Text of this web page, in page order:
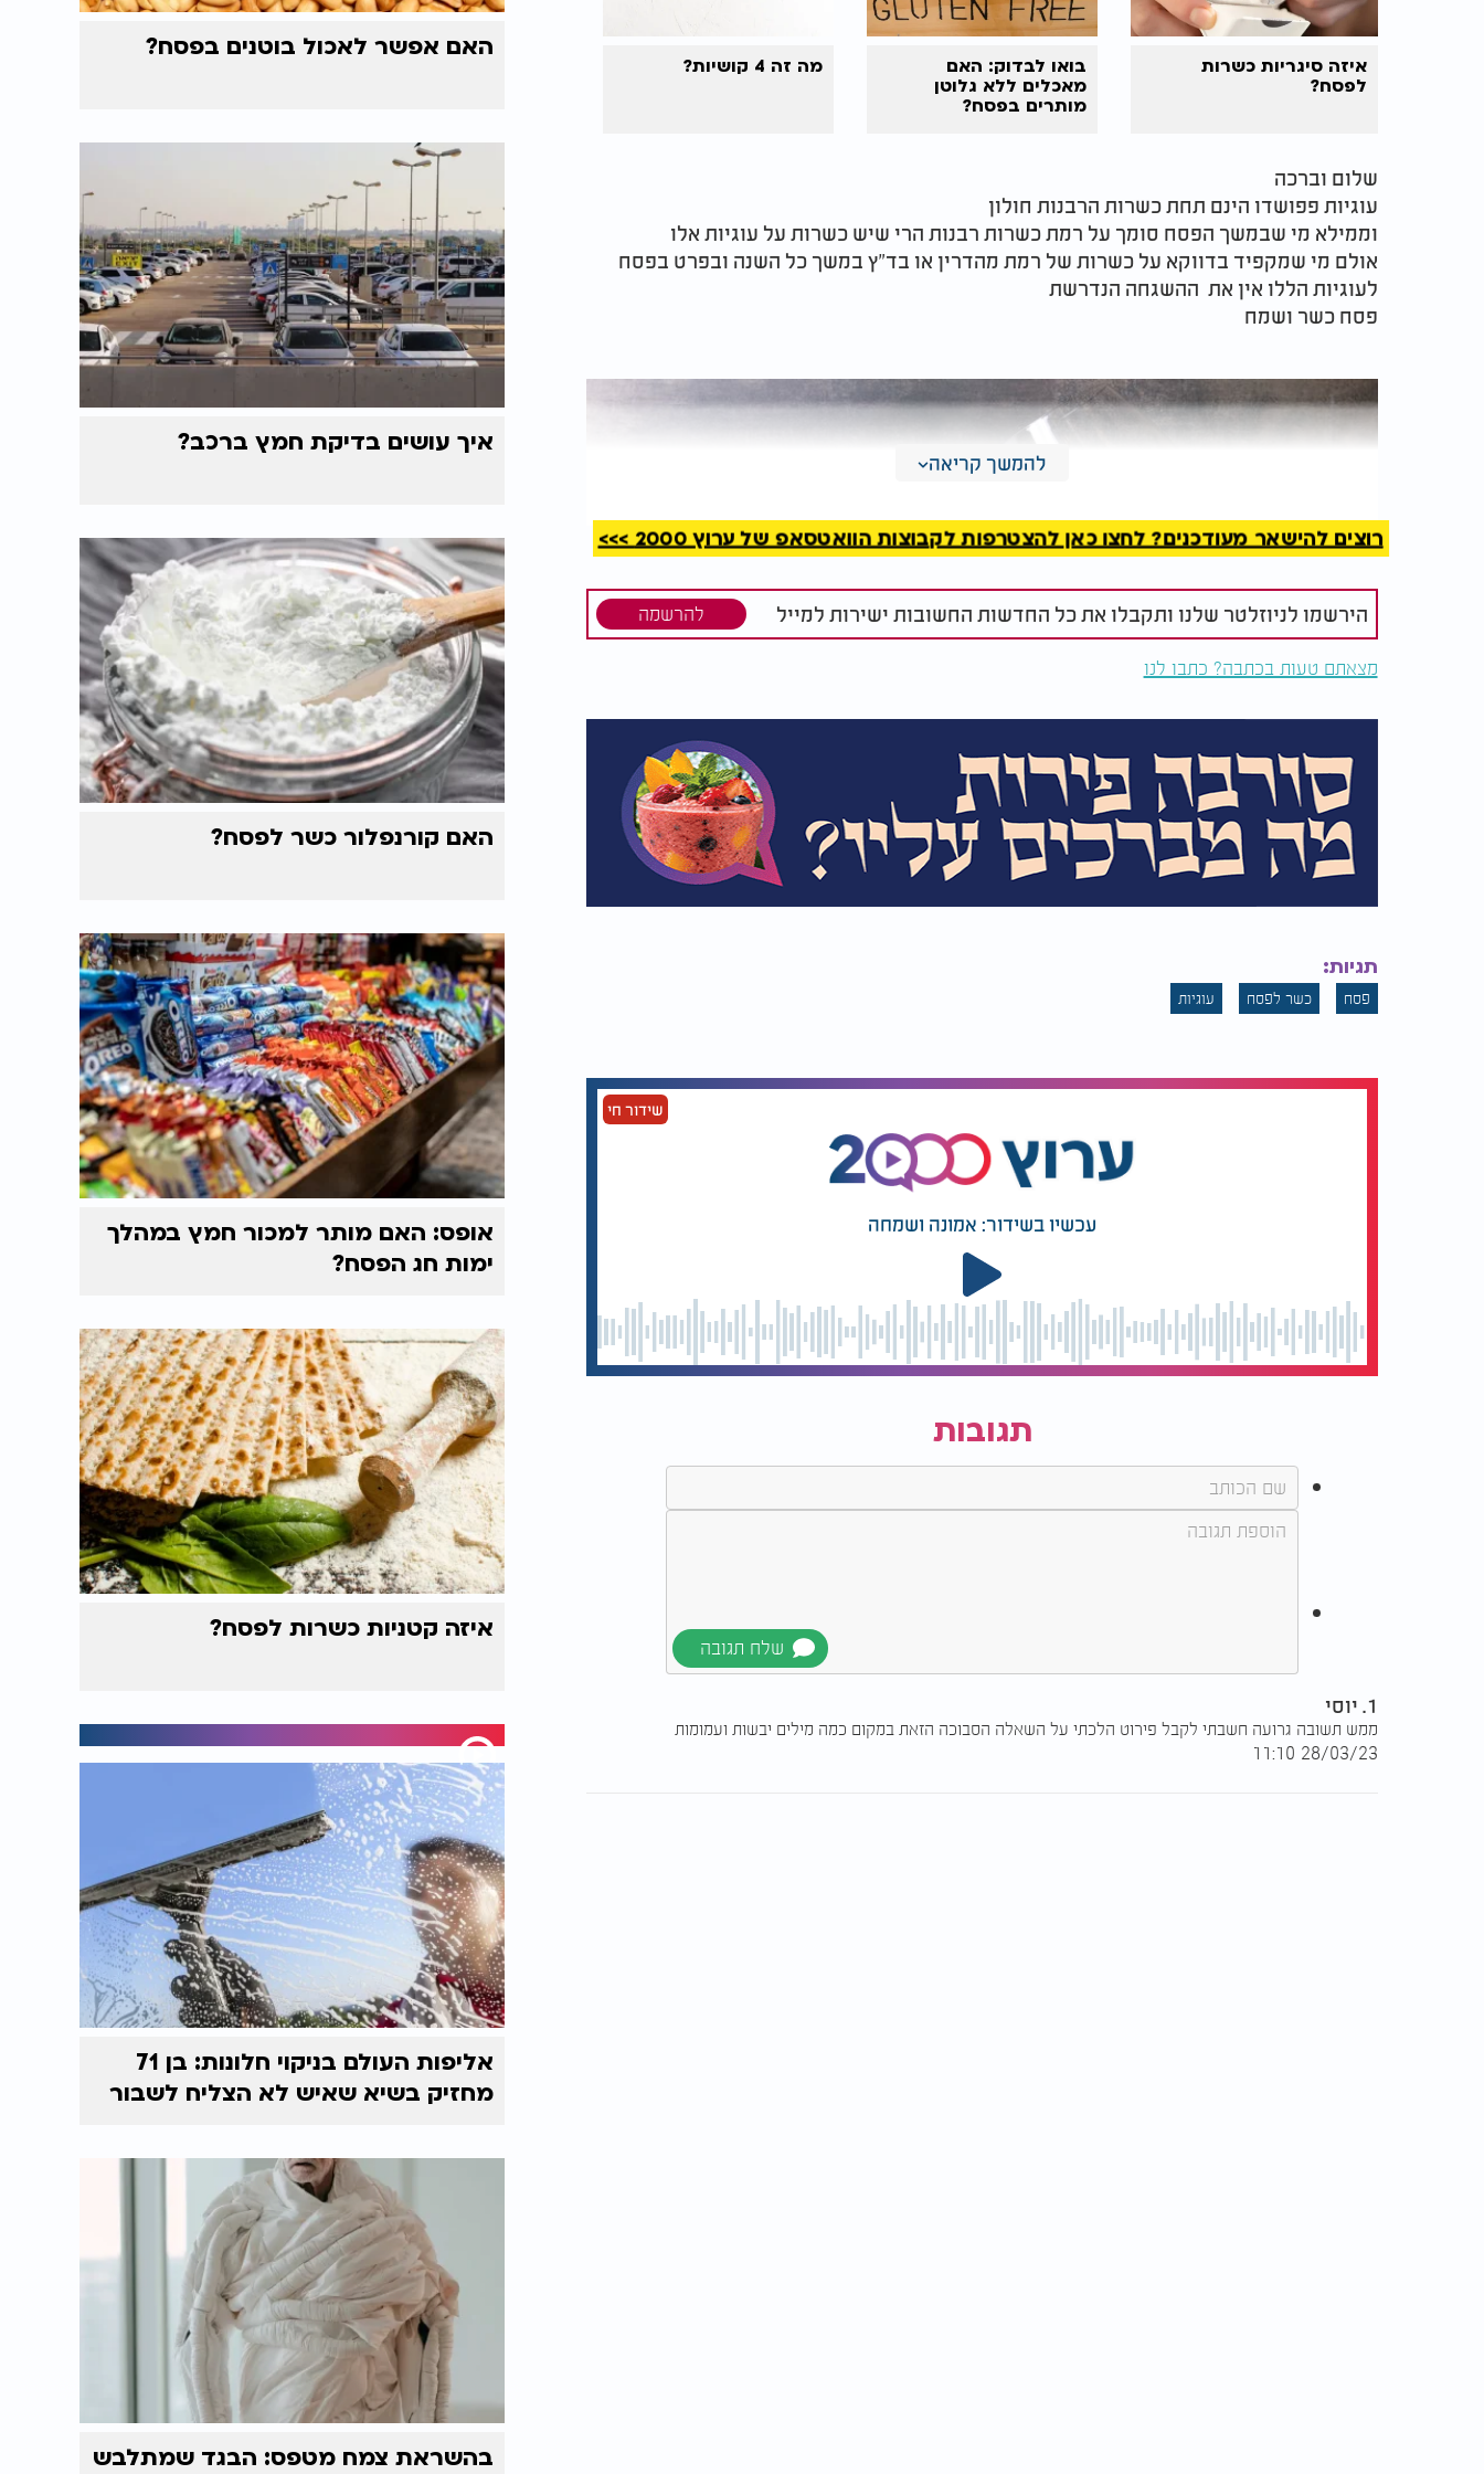
איזה סיגריות כשרות
לפסח?
בואו לבדוק: האם
מאכלים ללא גלוטן
מותרים בפסח?
מה זה 4 קושיות?
שלום וברכה
עוגיות פפושדו הינם תחת כשרות הרבנות חולון
וממילא מי שבמשך הפסח סומך על רמת כשרות רבנות הרי שיש כשרות על עוגיות אלו
אולם מי שמקפיד בדווקא על כשרות של רמת מהדרין או בד"ץ במשך כל השנה ובפרט בפסח
לעוגיות הללו אין את ההשגחה הנדרשת
פסח כשר ושמח
האם עוגיות פפושדו כשרות לפסח? | איזה מוצרים כשרים לפסח?
להמשך קריאה
רוצים להישאר מעודכנים? לחצו כאן להצטרפות לקבוצות הוואטסאפ של ערוץ 2000 >>>
הירשמו לניוזלטר שלנו ותקבלו את כל החדשות החשובות ישירות למייל להרשמה
מצאתם טעות בכתבה? כתבו לנו
תגיות:
פסח כשר לפסח עוגיות
שידור חי
עכשיו בשידור: אמונה ושמחה
תגובות
1. יוסי
ממש תשובה גרועה חשבתי לקבל פירוט הלכתי על השאלה הסבוכה הזאת במקום כמה מילים יבשות ועמומות
28/03/23 11:10
האם אפשר לאכול בוטנים בפסח?
איך עושים בדיקת חמץ ברכב?
האם קורנפלור כשר לפסח?
אופס: האם מותר למכור חמץ במהלך
ימות חג הפסח?
איזה קטניות כשרות לפסח?
אליפות העולם בניקוי חלונות: בן 71
מחזיק בשיא שאיש לא הצליח לשבור
בהשראת צמח מטפס: הבגד שמתלבש